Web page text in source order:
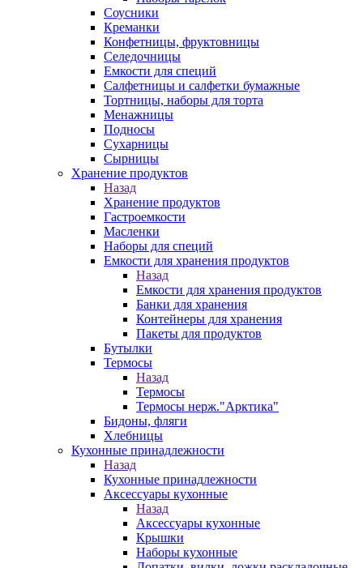
Соусники
Креманки
Конфетницы, фруктовницы
Селедочницы
Емкости для специй
Салфетницы и салфетки бумажные
Тортницы, наборы для торта
Менажницы
Подносы
Сухарницы
Сырницы
Хранение продуктов
Назад
Хранение продуктов
Гастроемкости
Масленки
Наборы для специй
Емкости для хранения продуктов
Назад
Емкости для хранения продуктов
Банки для хранения
Контейнеры для хранения
Пакеты для продуктов
Бутылки
Термосы
Назад
Термосы
Термосы нерж."Арктика"
Бидоны, фляги
Хлебницы
Кухонные принадлежности
Назад
Кухонные принадлежности
Аксессуары кухонные
Назад
Аксессуары кухонные
Крышки
Наборы кухонные